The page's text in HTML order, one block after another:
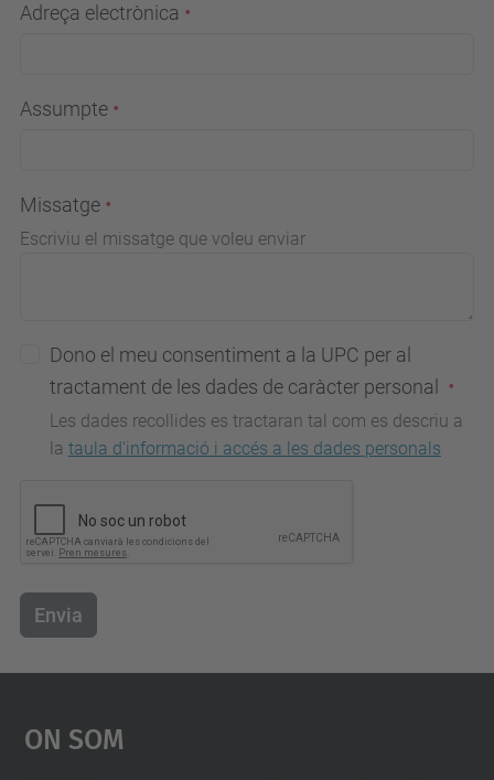
Adreça electrònica
Assumpte
Missatge
Escriviu el missatge que voleu enviar
Dono el meu consentiment a la UPC per al
tractament de les dades de caràcter personal
Les dades recollides es tractaran tal com es descriu a
la taula d'informació i accés a les dades personals
Envia
On Som